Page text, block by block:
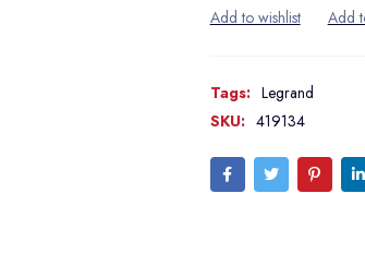
Tags: Legrand
SKU: 419134